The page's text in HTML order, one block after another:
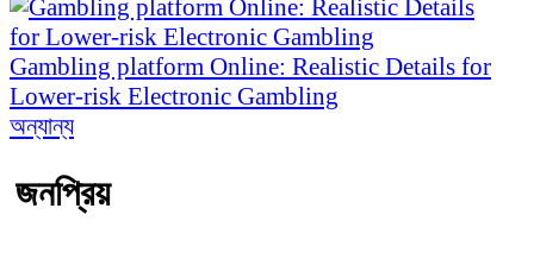
Gambling platform Online: Realistic Details for
Lower-risk Electronic Gambling
অন্যান্য
জনপ্রিয়